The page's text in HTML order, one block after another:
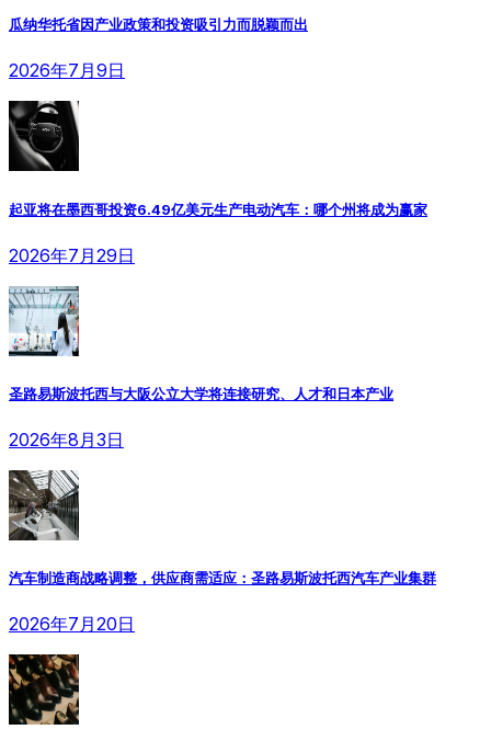
瓜纳华托省因产业政策和投资吸引力而脱颖而出
2026年7月9日
起亚将在墨西哥投资6.49亿美元生产电动汽车：哪个州将成为赢家
2026年7月29日
圣路易斯波托西与大阪公立大学将连接研究、人才和日本产业
2026年8月3日
汽车制造商战略调整，供应商需适应：圣路易斯波托西汽车产业集群
2026年7月20日